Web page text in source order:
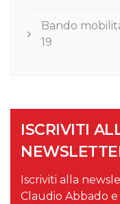
Bando
19
ISCRIVITI
Iscriviti alla
Claudio Abbado